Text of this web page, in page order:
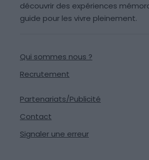
découvrir des expériences
guide pour les vivre pleinement.
Qui sommes nous ?
Recrutement
Partenariats/Publicité
Contact
Signaler une erreur